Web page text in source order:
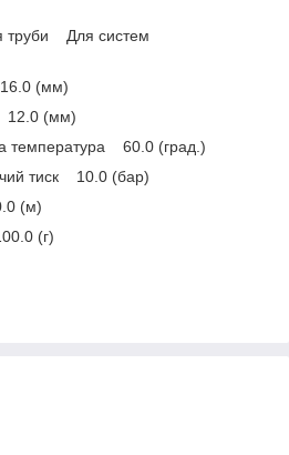
труби Для систем
(мм)
12.0 (мм)
температура 60.0 (град.)
тиск 10.0 (бар)
(м)
(г)